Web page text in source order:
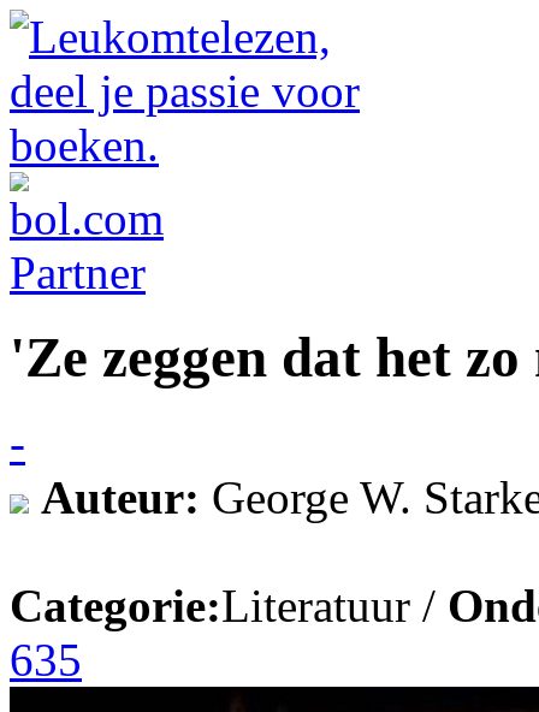
'Ze zeggen dat het
-
Auteur: George W.
Categorie:Literatuur /
635